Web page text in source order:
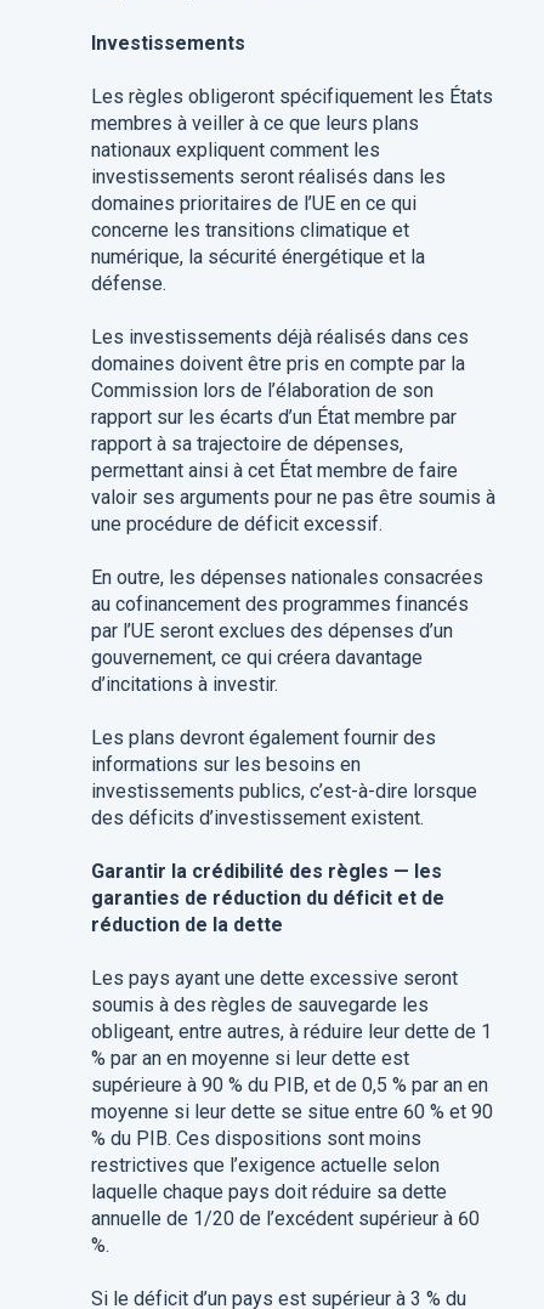
Investissements
Les règles obligeront spécifiquement les États
membres à veiller à ce que leurs plans
nationaux expliquent comment les
investissements seront réalisés dans les
domaines prioritaires de l’UE en ce qui
concerne les transitions climatique et
numérique, la sécurité énergétique et la
défense.
Les investissements déjà réalisés dans ces
domaines doivent être pris en compte par la
Commission lors de l’élaboration de son
rapport sur les écarts d’un État membre par
rapport à sa trajectoire de dépenses,
permettant ainsi à cet État membre de faire
valoir ses arguments pour ne pas être soumis à
une procédure de déficit excessif.
En outre, les dépenses nationales consacrées
au cofinancement des programmes financés
par l’UE seront exclues des dépenses d’un
gouvernement, ce qui créera davantage
d’incitations à investir.
Les plans devront également fournir des
informations sur les besoins en
investissements publics, c’est-à-dire lorsque
des déficits d’investissement existent.
Garantir la crédibilité des règles — les
garanties de réduction du déficit et de
réduction de la dette
Les pays ayant une dette excessive seront
soumis à des règles de sauvegarde les
obligeant, entre autres, à réduire leur dette de 1
% par an en moyenne si leur dette est
supérieure à 90 % du PIB, et de 0,5 % par an en
moyenne si leur dette se situe entre 60 % et 90
% du PIB. Ces dispositions sont moins
restrictives que l’exigence actuelle selon
laquelle chaque pays doit réduire sa dette
annuelle de 1/20 de l’excédent supérieur à 60
%.
Si le déficit d’un pays est supérieur à 3 % du